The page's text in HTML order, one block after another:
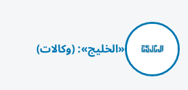
«الخليج»: (وكالات)